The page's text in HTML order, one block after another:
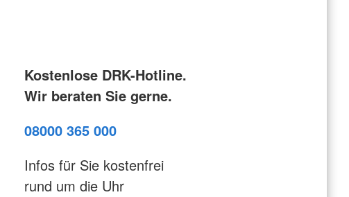
Kostenlose DRK-Hotline.
Wir beraten Sie gerne.
08000 365 000
Infos für Sie kostenfrei
rund um die Uhr